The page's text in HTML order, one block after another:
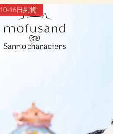
10-16日到貨